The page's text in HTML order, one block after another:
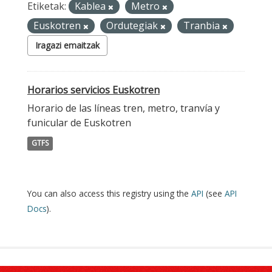
Etiketak: Kablea
Metro
Euskotren
Ordutegiak Tranbia
Iragazi emaitzak
Horarios servicios Euskotren
Horario de las líneas tren, metro, tranvía y
funicular de Euskotren
GTFS
You can also access this registry using the API (see API
Docs).